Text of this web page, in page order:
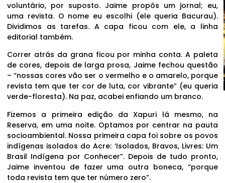
voluntário, por suposto. Jaime propôs um jornal; eu,
uma revista. O nome eu escolhi (ele queria Bacurau).
Dividimos as tarefas. A capa ficou com ele, a linha
editorial também.
Correr atrás da grana ficou por minha conta. A paleta
de cores, depois de larga prosa, Jaime fechou questão
– “nossas cores vão ser o vermelho e o amarelo, porque
revista tem que ter cor de luta, cor vibrante” (eu queria
verde-floresta). Na paz, acabei enfiando um branco.
Fizemos a primeira edição da Xapuri lá mesmo, na
Reserva, em uma noite. Optamos por centrar na pauta
socioambiental. Nossa primeira capa foi sobre os povos
indígenas isolados do Acre: ‘Isolados, Bravos, Livres: Um
Brasil Indígena por Conhecer”. Depois de tudo pronto,
Jaime inventou de fazer uma outra boneca, “porque
toda revista tem que ter número zero”.